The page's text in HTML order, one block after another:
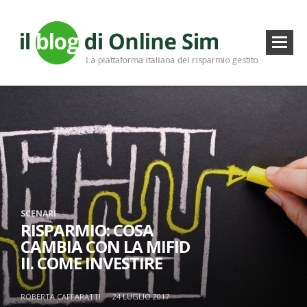
SCENARI
RISPARMIO: COSA
CAMBIA CON LA MIFID
II. COME INVESTIRE
ROBERTA CAFFARATTI · 24 LUGLIO 2017